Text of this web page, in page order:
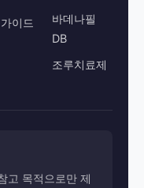
이드
바데나필
DB
조루치료제
고 목적으로만 제